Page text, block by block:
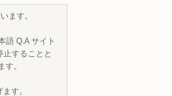
ます。
語 Q.A サイト
止することと
。
す。